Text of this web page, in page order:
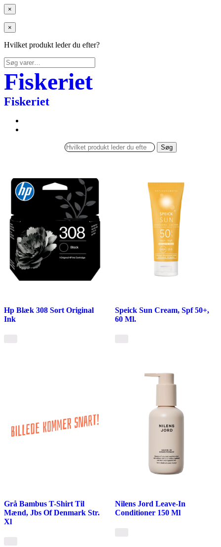
×
×
Hvilket produkt leder du efter?
Søg
efter:
Fiskeriet
Fiskeriet
Søg
Hp Blæk 308 Sort Original
Ink
Speick Sun Cream, Spf 50+,
60 Ml.
Grå Bambus T-Shirt Til
Mænd, Jbs Of Denmark Str.
Xl
Nilens Jord Leave-In
Conditioner 150 Ml